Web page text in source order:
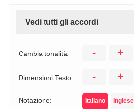
Vedi tutti gli accordi
Cambia tonalità: - +
Dimensioni Testo: - +
Notazione: Italiano Inglese